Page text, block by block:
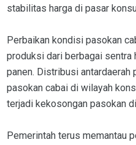
stabilitas harga di pasar
Perbaikan kondisi pasokan
produksi dari berbagai sentra
panen. Distribusi antardaerah
pasokan cabai di wilayah
terjadi kekosongan pasokan
Pemerintah terus memantau